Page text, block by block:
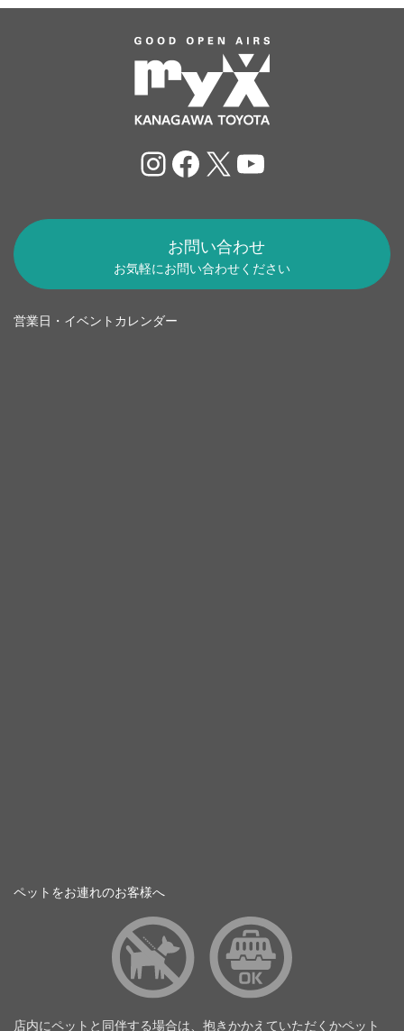
Instagram
Facebook
X YouTube
お問い合わせ
お気軽にお問い合わせください
営業日・イベントカレンダー
ペットをお連れのお客様へ
店内にペットと同伴する場合は、抱きかかえていただくかペット